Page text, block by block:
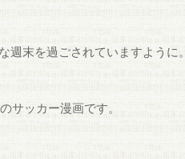
末を過ごされていますように。
サッカー漫画です。